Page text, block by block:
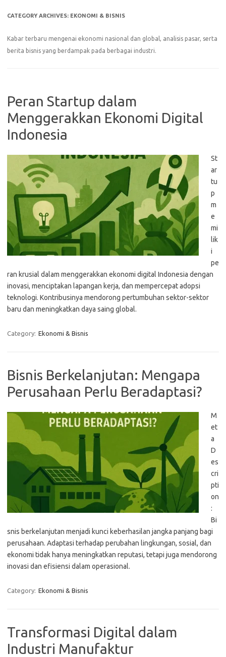
CATEGORY ARCHIVES: EKONOMI & BISNIS
Kabar terbaru mengenai ekonomi nasional dan global, analisis pasar, serta
berita bisnis yang berdampak pada berbagai industri.
Peran Startup dalam
Menggerakkan Ekonomi Digital
Indonesia
St
ar
tu
p
m
e
mi
lik
i
pe
ran krusial dalam menggerakkan ekonomi digital Indonesia dengan
inovasi, menciptakan lapangan kerja, dan mempercepat adopsi
teknologi. Kontribusinya mendorong pertumbuhan sektor-sektor
baru dan meningkatkan daya saing global.
Category: Ekonomi & Bisnis
Bisnis Berkelanjutan: Mengapa
Perusahaan Perlu Beradaptasi?
M
et
a
D
es
cri
pti
on
:
Bi
snis berkelanjutan menjadi kunci keberhasilan jangka panjang bagi
perusahaan. Adaptasi terhadap perubahan lingkungan, sosial, dan
ekonomi tidak hanya meningkatkan reputasi, tetapi juga mendorong
inovasi dan efisiensi dalam operasional.
Category: Ekonomi & Bisnis
Transformasi Digital dalam
Industri Manufaktur